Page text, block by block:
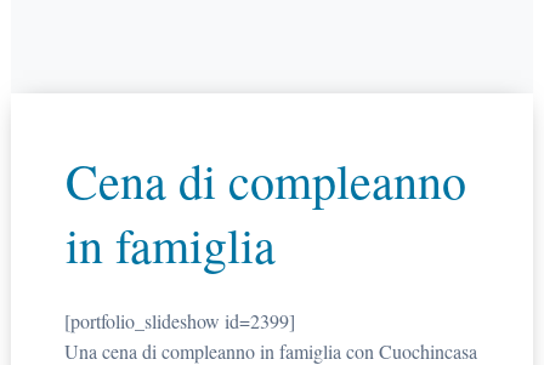
Cena di compleanno
in famiglia
[portfolio_slideshow id=2399]
Una cena di compleanno in famiglia con Cuochincasa